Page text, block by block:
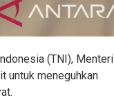
(TNI), Menteri
untuk meneguhkan